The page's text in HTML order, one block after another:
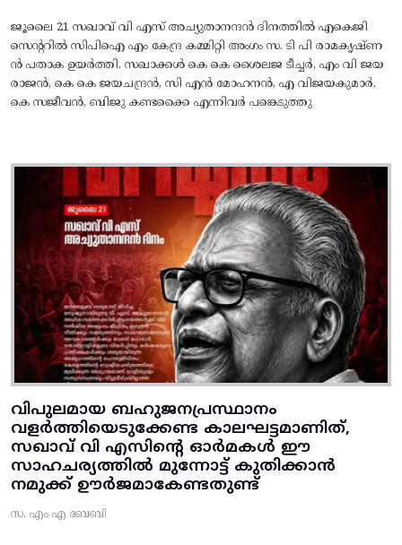
ജൂലൈ 21 സഖാവ് വി എസ് അച്യുതാനന്ദൻ ദിനത്തിൽ എകെജി
സെന്ററിൽ സിപിഐ എം കേന്ദ്ര കമ്മിറ്റി അംഗം സ. ടി പി രാമകൃഷ്‌ണ
ൻ പതാക ഉയർത്തി. സഖാക്കൾ കെ കെ ശൈലജ ടീച്ചർ, എം വി ജയ
രാജൻ, കെ കെ ജയചന്ദ്രൻ, സി എൻ മോഹനൻ, എ വിജയകുമാർ,
കെ സജീവൻ, ബിജു കണ്ടക്കൈ എന്നിവർ പങ്കെടുത്തു
വിപുലമായ ബഹുജനപ്രസ്ഥാനം
വളർത്തിയെടുക്കേണ്ട കാലഘട്ടമാണിത്,
സഖാവ് വി എസിന്റെ ഓർമകൾ ഈ
സാഹചര്യത്തിൽ മുന്നോട്ട്‌ കുതിക്കാൻ
നമുക്ക് ഊർജമാകേണ്ടതുണ്ട്
സ. എം എ ബേബി